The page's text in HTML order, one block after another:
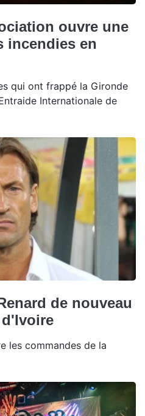
ouvre une
incendies en
qui ont frappé la Gironde
Internationale de
de nouveau
les commandes de la